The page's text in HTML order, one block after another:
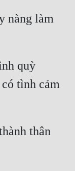
nàng làm
quỳ
tình cảm
thân